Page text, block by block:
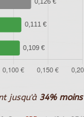
jusqu'à 34%